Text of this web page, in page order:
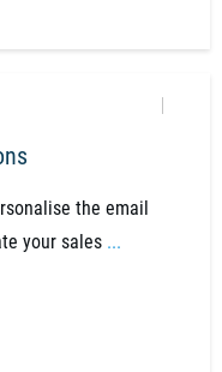
the email
your sales ...